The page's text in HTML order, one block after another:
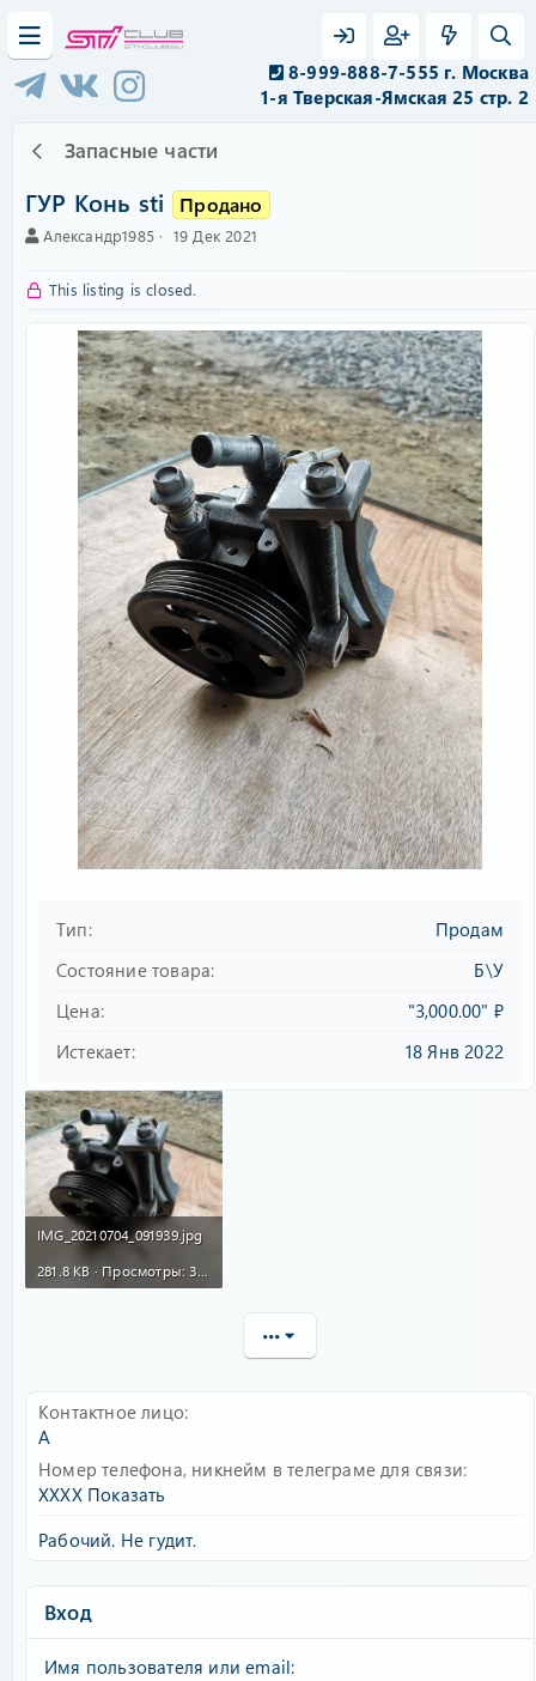
8-999-888-7-555 г. Москва
1-я Тверская-Ямская 25 стр. 2
Запасные части
ГУР Конь sti Продано
А
о
Александр1985
C
a
i
o
n
d
a
t
e
19 Дек 2021
This listing is closed.
Тип
Продам
Состояние товара
Б\У
Цена
"3,000.00" ₽
Истекает
18 Янв 2022
IMG_20210704_091939.jpg
281.8 KB · Просмотры: 360
•••
Контактное лицо
А
Номер телефона, никнейм в телеграме для связи
XXXXПоказать
Рабочий. Не гудит.
Вход
Имя пользователя или email